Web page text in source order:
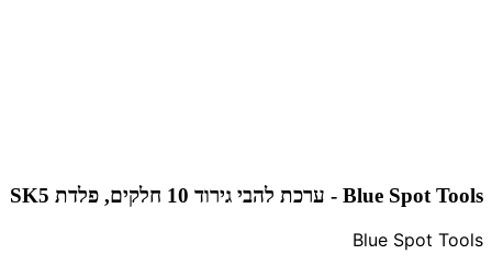
Blue Spot Tools - ערכת להבי גירוד 10 חלקים, פלדת SK5
Blue Spot Tools